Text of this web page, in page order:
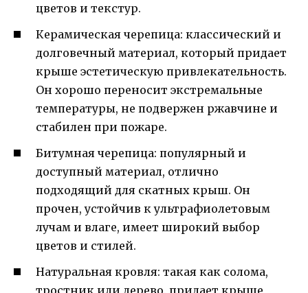
цветов и текстур.
Керамическая черепица: классический и
долговечный материал, который придает
крыше эстетическую привлекательность.
Он хорошо переносит экстремальные
температуры, не подвержен ржавчине и
стабилен при пожаре.
Битумная черепица: популярный и
доступный материал, отлично
подходящий для скатных крыш. Он
прочен, устойчив к ультрафиолетовым
лучам и влаге, имеет широкий выбор
цветов и стилей.
Натуральная кровля: такая как солома,